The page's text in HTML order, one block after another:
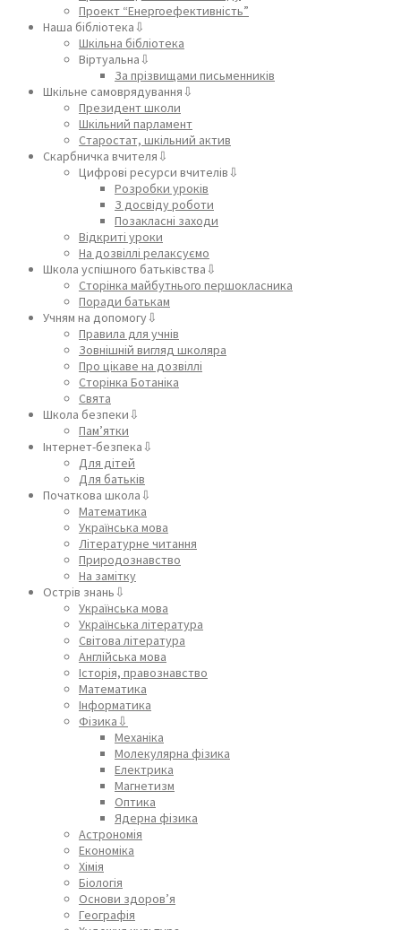
Проект “Енергоефективність”
Наша бібліотека⇩
Шкільна бібліотека
Віртуальна⇩
За прізвищами письменників
Шкільне самоврядування⇩
Президент школи
Шкільний парламент
Старостат, шкільний актив
Скарбничка вчителя⇩
Цифрові ресурси вчителів⇩
Розробки уроків
З досвіду роботи
Позакласні заходи
Відкриті уроки
На дозвіллі релаксуємо
Школа успішного батьківства⇩
Сторінка майбутнього першокласника
Поради батькам
Учням на допомогу⇩
Правила для учнів
Зовнішній вигляд школяра
Про цікаве на дозвіллі
Сторінка Ботаніка
Свята
Школа безпеки⇩
Пам’ятки
Інтернет-безпека⇩
Для дітей
Для батьків
Початкова школа⇩
Математика
Українська мова
Літературне читання
Природознавство
На замітку
Острів знань⇩
Українська мова
Українська література
Світова література
Англійська мова
Історія, правознавство
Математика
Інформатика
Фізика⇩
Механіка
Молекулярна фізика
Електрика
Магнетизм
Оптика
Ядерна фізика
Астрономія
Економіка
Хімія
Біологія
Основи здоров’я
Географія